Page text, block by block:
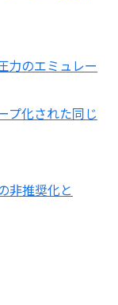
力のエミュレー
プ化された同じ
非推奨化と